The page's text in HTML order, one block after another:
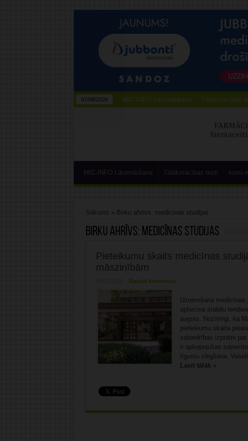
07/08/2026 MIC-INFO Likumdošana Tālākmācības
MIC-INFO Likumdošana Tālākmācības testi
Sākums » Birku ahrīvs: medicīnas studijas
Birku ahrīvs: medicīnas studijas
Pieteikumu skaits medicīnas
māszinībām
Rakstīt komentāru
Uzņemšana
apliecina stabilu
augsts. Nozīmīgi, ka
pieteikumu skaita
sabiedrības izpratni
ir apkopojušas
līgumu slēgšana.
Lasīt tālāk »